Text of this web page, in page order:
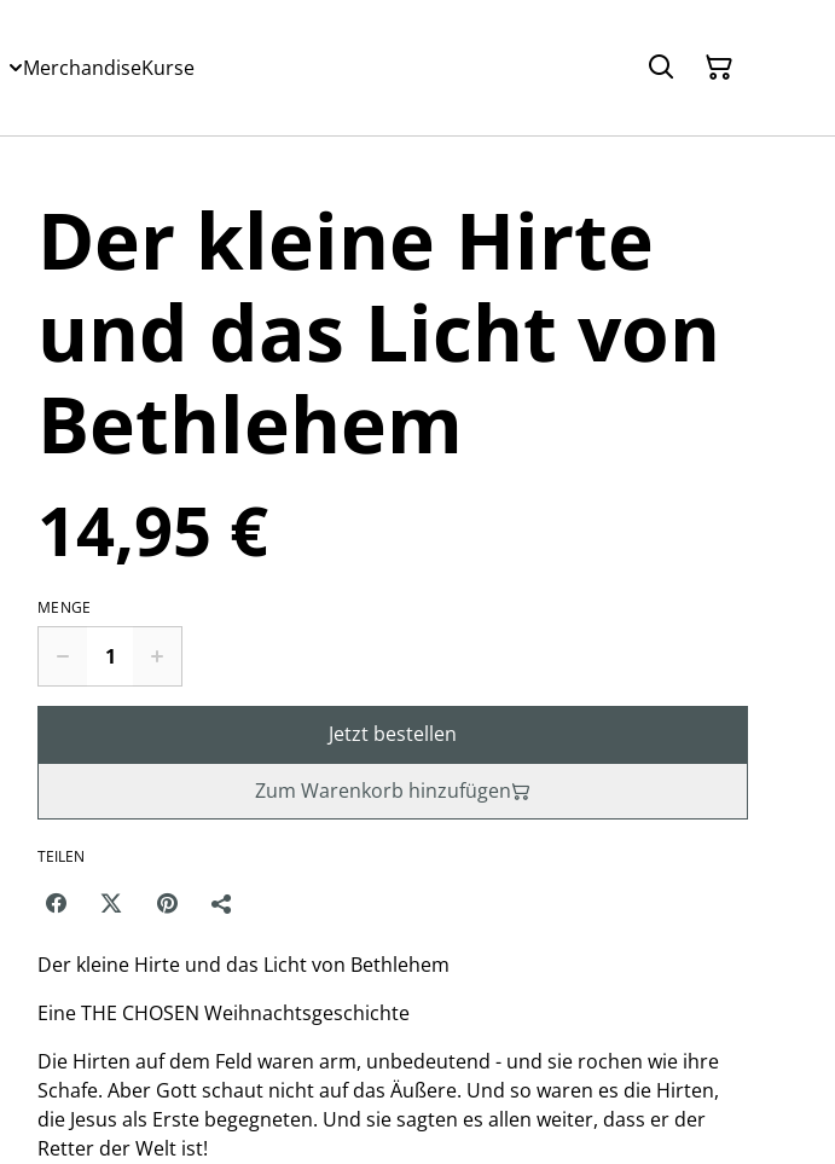
MerchandiseKurse
Der kleine Hirte
und das Licht von
Bethlehem
14,95 €
MENGE
Jetzt bestellen
Zum Warenkorb hinzufügen
TEILEN
Der kleine Hirte und das Licht von Bethlehem
Eine THE CHOSEN Weihnachtsgeschichte
Die Hirten auf dem Feld waren arm, unbedeutend - und sie rochen wie ihre
Schafe. Aber Gott schaut nicht auf das Äußere. Und so waren es die Hirten,
die Jesus als Erste begegneten. Und sie sagten es allen weiter, dass er der
Retter der Welt ist!